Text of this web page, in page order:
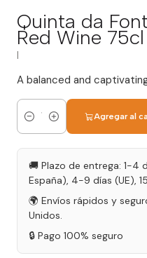
Quinta da
Red Wine 75cl
A balanced and
Cantidad
Agregar al
🚚 Plazo de entrega: 1-4
España), 4-9 días (UE),
🌍 Envíos rápidos y
Unidos.
🔒 Pago 100% seguro